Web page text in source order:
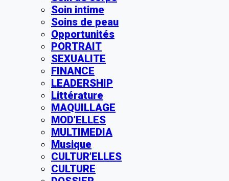
Soin intime
Soins de peau
Opportunités
PORTRAIT
SEXUALITE
FINANCE
LEADERSHIP
Littérature
MAQUILLAGE
MOD’ELLES
MULTIMEDIA
Musique
CULTUR’ELLES
CULTURE